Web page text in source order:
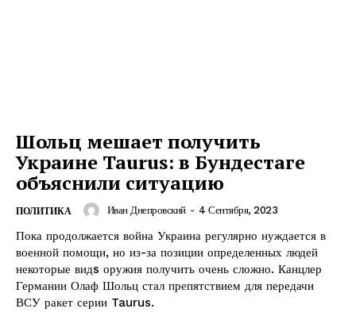
Шольц мешает получить
Украине Taurus: в Бундестаге
объяснили ситуацию
ПОЛИТИКА Иван Днепровский - 4 Сентября, 2023
Пока продолжается война Украина регулярно нуждается в
военной помощи, но из-за позиции определенных людей
некоторые видs оружия получить очень сложно. Канцлер
Германии Олаф Шольц стал препятствием для передачи
ВСУ ракет серии Taurus.